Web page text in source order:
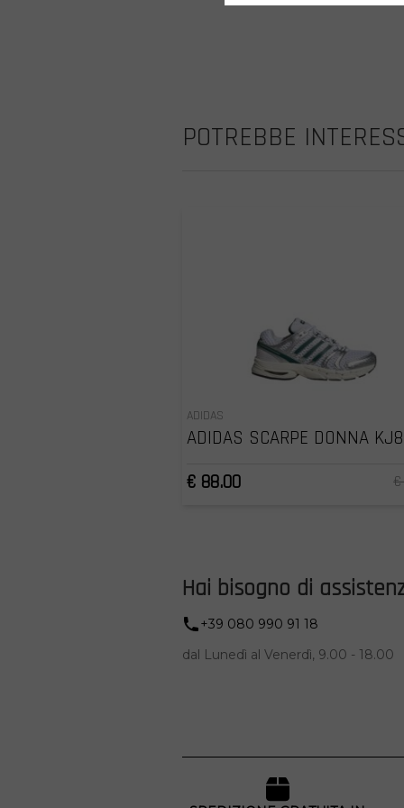
POTREBBE
ADIDAS
ADIDAS SCARPE DONNA
€ 88.00
€
Hai bisogno di
+39 080 990 91 18
dal Lunedì al Venerdì, 9.00 - 18.00